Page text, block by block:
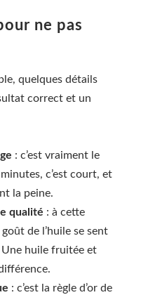
ne pas
quelques détails
correct et un
: c’est vraiment le
c’est court, et
la peine.
qualité : à cette
de l’huile se sent
huile fruitée et
: c’est la règle d’or de